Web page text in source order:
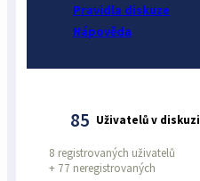
Pravidla diskuze
Nápověda
85 Uživatelů v diskuzi
8 registrovaných uživatelů
+ 77 neregistrovaných